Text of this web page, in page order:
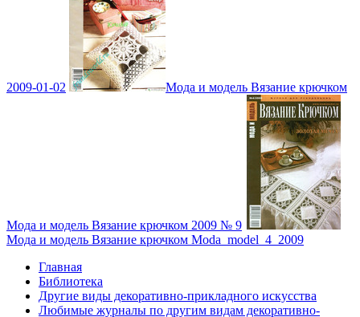
2009-01-02 Мода и модель Вязание крючком
Мода и модель Вязание крючком 2009 № 9
Мода и модель Вязание крючком Moda_model_4_2009
Главная
Библиотека
Другие виды декоративно-прикладного искусства
Любимые журналы по другим видам декоративно-